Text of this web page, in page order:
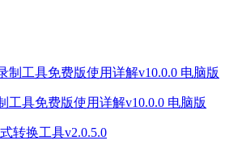
工具免费版使用详解v10.0.0 电脑版